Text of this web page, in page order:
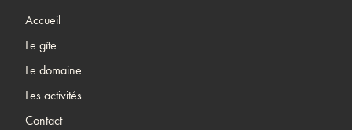
Accueil
Le gîte
Le domaine
Les activités
Contact